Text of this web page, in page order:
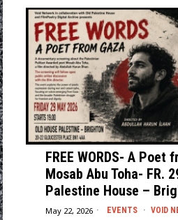
FREE WORDS- A Poet
Mosab Abu Toha- FR.
Palestine House –
May 22, 2026 EVENTS · VOID